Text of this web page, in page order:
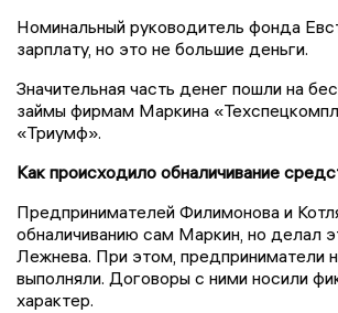
Номинальный руководитель фонда
зарплату, но это не большие деньги.
Значительная часть денег пошли на
займы фирмам Маркина
«Триумф».
Как происходило обналичивание
Предпринимателей Филимонова и
обналичиванию сам Маркин, но делал
Лежнева. При этом, предприниматели
выполняли. Договоры с ними носили
характер.